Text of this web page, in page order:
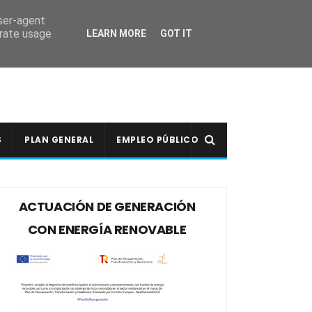
PLAN GENERAL EMPLEO PÚBLICO
ACTUACIÓN DE GENERACIÓN
CON ENERGÍA RENOVABLE
agent
usage
LEARN MORE GOT IT